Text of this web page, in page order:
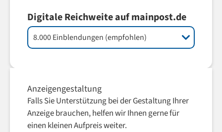
Digitale Reichweite auf mainpost.de
Anzeigengestaltung
Falls Sie Unterstützung bei der Gestaltung Ihrer
Anzeige brauchen, helfen wir Ihnen gerne für
einen kleinen Aufpreis weiter.